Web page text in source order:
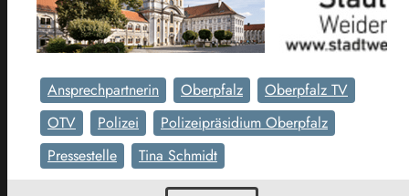
Ansprechpartnerin Oberpfalz
Oberpfalz TV
OTV
Polizei
Polizeipräsidium Oberpfalz
Pressestelle
Tina Schmidt